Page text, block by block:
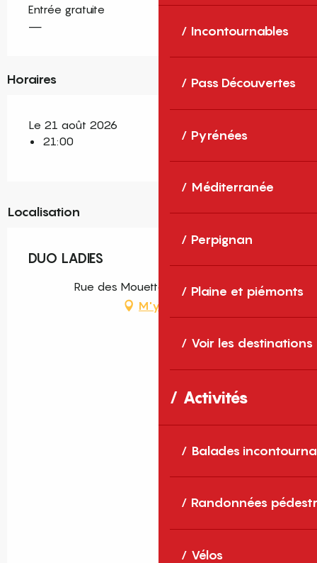
Incontournables
Pass Découvertes
Pyrénées
Méditerranée
Perpignan
Plaine et piémonts
Voir les destinations
Activités
Balades
Randonnées
Vélos
Entrée gratuite
—
Horaires
Le 21 août 2026
21:00
Localisation
DUO LADIES
Rue des Mouettes, Sainte-Marie
M'y rendre